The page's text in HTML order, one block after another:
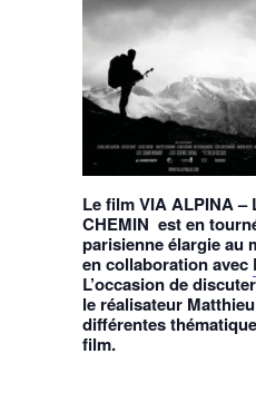
Le film VIA ALPINA –
CHEMIN est en
parisienne élargie au
en collaboration avec
L’occasion de
le réalisateur
différentes
film.